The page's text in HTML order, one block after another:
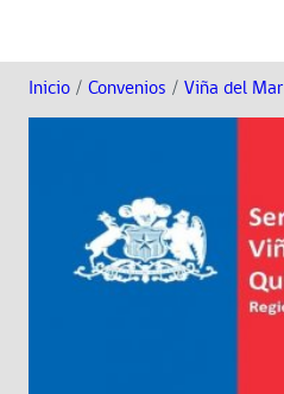
Inicio / Convenios / Viña del Mar